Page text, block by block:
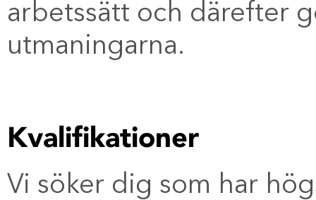
arbetssätt och därefter
utmaningarna.
Kvalifikationer
Vi söker dig som har